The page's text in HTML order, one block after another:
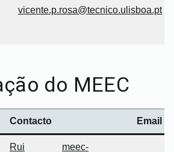
vicente.p.rosa@tecnico.ulisboa.pt
do MEEC
Contacto Email
Rui
meec-